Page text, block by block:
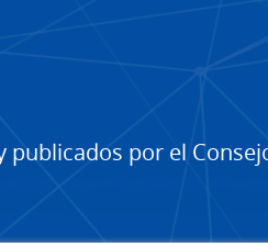
publicados por el